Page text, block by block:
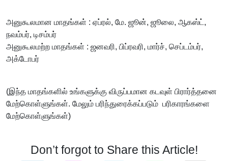
அனுகூலமான மாதங்கள் : ஏப்ரல், மே. ஜூன், ஜூலை, ஆகஸ்ட்,
நவம்பர், டிசம்பர்
அனுகூலமற்ற மாதங்கள் : ஜனவரி, பிப்ரவரி, மார்ச், செப்டம்பர்,
அக்டோபர்
(இந்த மாதங்களில் உங்களுக்கு விருப்பமான கடவுள் பிரார்த்தனை
மேற்கொள்ளுங்கள். மேலும் பரிந்துரைக்கப்படும் பரிகாரங்களை
மேற்கொள்ளுங்கள்)
Don’t forgot to Share this Article!